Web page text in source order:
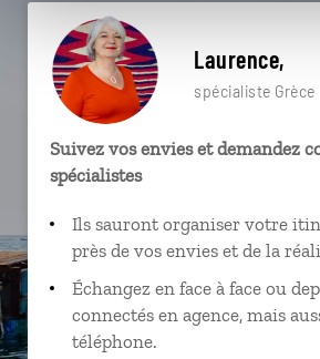
Laurence,
spécialiste Grèce
Suivez vos envies et demandez
spécialistes
Ils sauront organiser votre
près de vos envies et de la
Échangez en face à face ou
connectés en agence, mais
téléphone.